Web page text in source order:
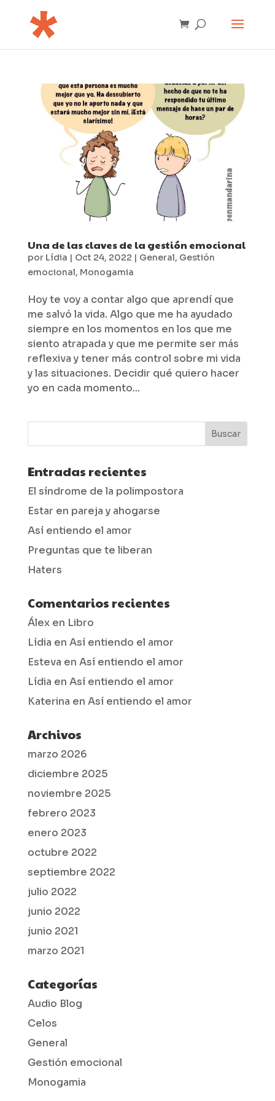
Una de las claves de la gestión emocional
por Lídia | Oct 24, 2022 | General, Gestión
emocional, Monogamia
Hoy te voy a contar algo que aprendí que
me salvó la vida. Algo que me ha ayudado
siempre en los momentos en los que me
siento atrapada y que me permite ser más
reflexiva y tener más control sobre mi vida
y las situaciones. Decidir qué quiero hacer
yo en cada momento...
Entradas recientes
El síndrome de la polimpostora
Estar en pareja y ahogarse
Así entiendo el amor
Preguntas que te liberan
Haters
Comentarios recientes
Álexen Libro
Lídia en Así entiendo el amor
Esteva en Así entiendo el amor
Lídia en Así entiendo el amor
Katerina en Así entiendo el amor
Archivos
marzo 2026
diciembre 2025
noviembre 2025
febrero 2023
enero 2023
octubre 2022
septiembre 2022
julio 2022
junio 2022
junio 2021
marzo 2021
Categorías
Audio Blog
Celos
General
Gestión emocional
Monogamia